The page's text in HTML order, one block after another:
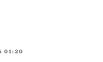
01:20